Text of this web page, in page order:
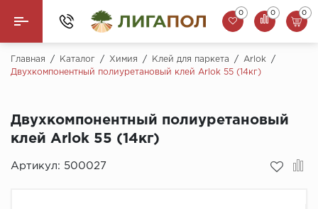
Назад
Кварцвинил (LVT)
0 0 0
Главная / Каталог / Химия / Клей для паркета / Arlok
/
Двухкомпонентный полиуретановый клей Arlok 55 (14кг)
Двухкомпонентный полиуретановый
клей Arlok 55 (14кг)
Артикул: 500027